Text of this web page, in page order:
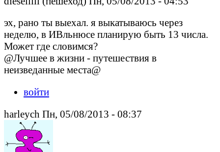
эх, рано ты выехал. я выкатываюсь через
неделю, в ИВльнюсе планирую быть 13 числа.
Может где словимся?
@Лучшее в жизни - путешествия в
неизведанные места@
войти
harleych Пн, 05/08/2013 - 08:37